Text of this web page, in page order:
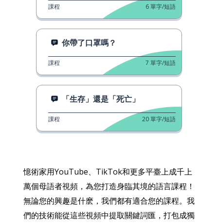
憶術家用YouTube、TikTok和更多平臺上成千上
萬個母語者視頻，為您打造身臨其境的語言課程！
無論您的興趣是什麽，我們都有適合您的課程。我
們的技術能從這些視頻中提取關鍵詞匯，打包成獨
課程 6單字/短語
你帶了口罩嗎？
課程 7 單字/短語
「生存」還是「死亡」
課程 20單字/短語